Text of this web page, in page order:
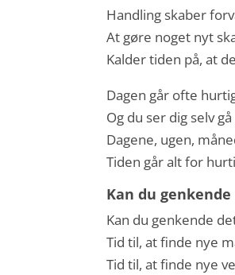
Handling skaber
At gøre noget nyt
Kalder tiden på, at
Dagen går ofte
Og du ser dig selv
Dagene, ugen,
Tiden går alt for
Kan du
Kan du genkende
Tid til, at finde nye
Tid til, at finde nye